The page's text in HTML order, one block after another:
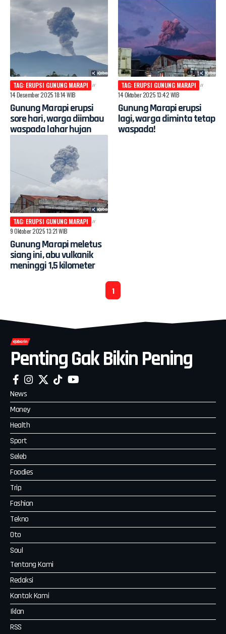
TAG: ERUPSI GUNUNG MARAPI
14 Desember 2025 18:14 WIB
Gunung Marapi erupsi
sore hari, warga diimbau
waspada lahar hujan
TAG: ERUPSI GUNUNG MARAPI
14 Oktober 2025 13:42 WIB
Gunung Marapi erupsi
lagi, warga diminta tetap
waspada!
TAG: ERUPSI GUNUNG MARAPI
9 Oktober 2025 13:21 WIB
Gunung Marapi meletus
siang ini, abu vulkanik
meninggi 1,5 kilometer
1
Penting Gak Bikin Pening
News
Money
Health
Sport
Seleb
Foodies
Trip
Fashion
Tekno
Oto
Soul
Tentang Kami
Redaksi
Kontak Kami
Iklan
RSS